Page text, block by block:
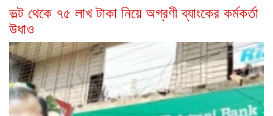
ভল্ট থেকে ৭৫ লাখ টাকা নিয়ে অগ্রণী ব্যাংকের কর্মকর্তা
উধাও